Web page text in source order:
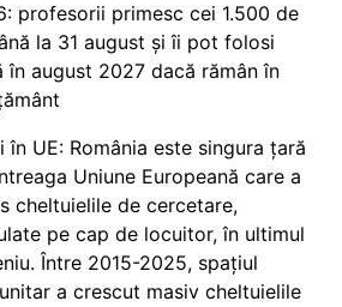
profesorii primesc cei 1.500 de
la 31 august și îi pot folosi
în august 2027 dacă rămân în
în UE: România este singura țară
Uniune Europeană care a
cheltuielile de cercetare,
pe cap de locuitor, în ultimul
Între 2015-2025, spațiul
a crescut masiv cheltuielile